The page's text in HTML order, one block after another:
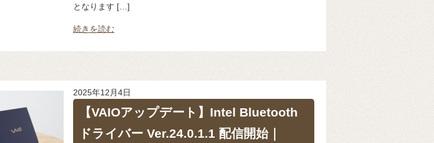
となります […]
続きを読む
2025年12月4日
【VAIOアップデート】Intel Bluetooth
ドライバー Ver.24.0.1.1 配信開始｜